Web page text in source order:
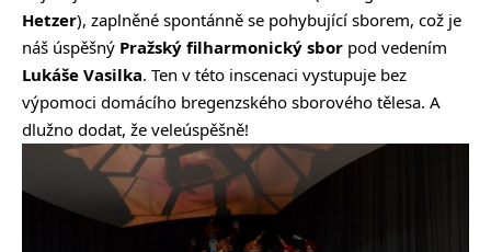
Hetzer), zaplněné spontánně se pohybující sborem, což je
náš úspěšný Pražský filharmonický sbor pod vedením
Lukáše Vasilka. Ten v této inscenaci vystupuje bez
výpomoci domácího bregenzského sborového tělesa. A
dlužno dodat, že veleúspěšně!